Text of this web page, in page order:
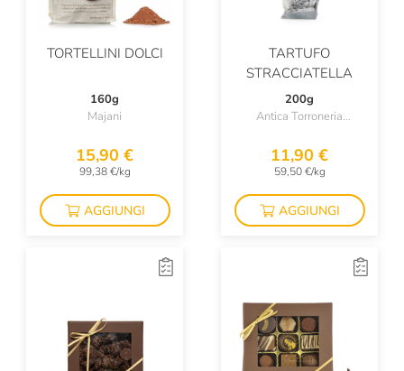
TORTELLINI DOLCI
160g
Majani
15,90 €
99,38 €/kg
AGGIUNGI
TARTUFO
STRACCIATELLA
200g
Antica Torroneria
11,90 €
59,50 €/kg
AGGIUNGI